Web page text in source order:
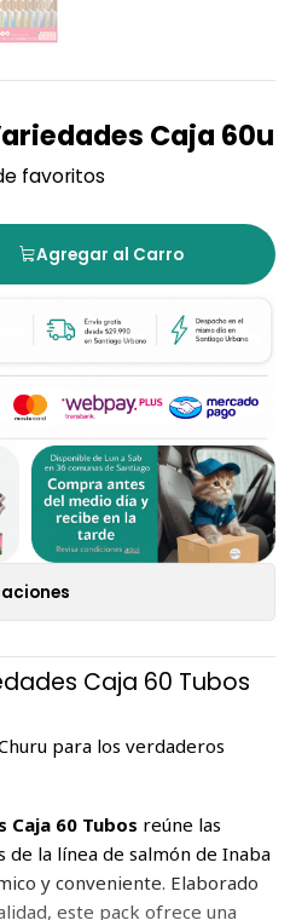
Caja 60u
favoritos
Agregar al Carro
Caja 60 Tubos
para los verdaderos
Caja 60 Tubos reúne las
la línea de salmón de Inaba
y conveniente. Elaborado
este pack ofrece una